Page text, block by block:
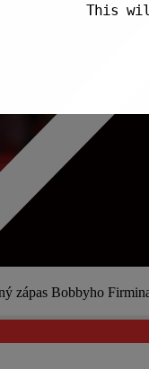
zápas Bobbyho
This